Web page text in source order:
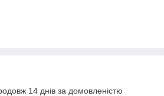
14 днів за домовленістю